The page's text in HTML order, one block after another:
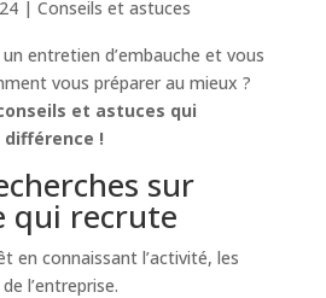
|Conseils et astuces
entretien d’embauche et vous
vous préparer au mieux ?
et astuces qui
!
sur
qui recrute
en connaissant l’activité, les
l’entreprise.